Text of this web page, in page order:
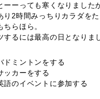
ーーっても寒くなりました
り2時間みっちりカラダを
ちらほら。
するには最高の日となりま
ドミントンをする
ッカーをする
語のイベントに参加する